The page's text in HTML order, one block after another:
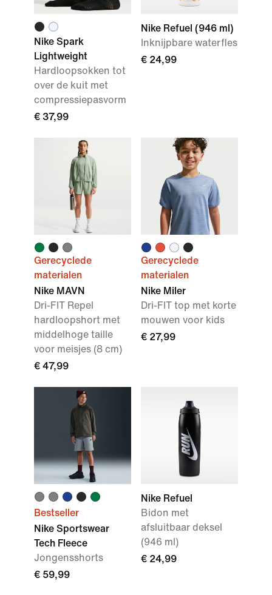
Nike Spark
Lightweight
Hardloopsokken tot
over de kuit met
compressiepasvorm
€ 37,99
Nike Refuel (946 ml)
Inknijpbare waterfles
€ 24,99
Gerecyclede
materialen
Nike MAVN
Dri-FIT Repel
hardloopshort met
middelhoge taille
voor meisjes (8 cm)
€ 47,99
Gerecyclede
materialen
Nike Miler
Dri-FIT top met korte
mouwen voor kids
€ 27,99
Bestseller
Nike Sportswear
Tech Fleece
Jongensshorts
€ 59,99
Nike Refuel
Bidon met
afsluitbaar deksel
(946 ml)
€ 24,99